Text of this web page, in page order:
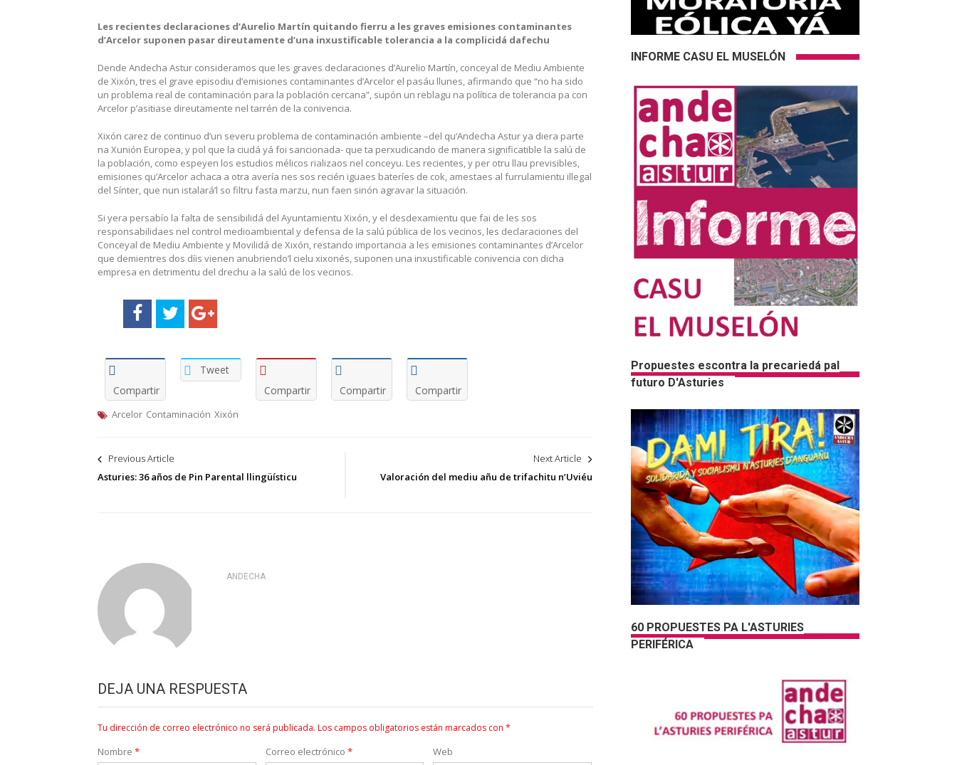
Les recientes declaraciones d’Aurelio Martín quitando fierru a les graves emisiones contaminantes
d’Arcelor suponen pasar direutamente d’una inxustificable tolerancia a la complicidá dafechu
Dende Andecha Astur consideramos que les graves declaraciones d’Aurelio Martín, conceyal de Mediu Ambiente
de Xixón, tres el grave episodiu d’emisiones contaminantes d’Arcelor el pasáu llunes, afirmando que “no ha sido
un problema real de contaminación para la población cercana”, supón un reblagu na política de tolerancia pa con
Arcelor p’asitiase direutamente nel tarrén de la conivencia.
Xixón carez de continuo d’un severu problema de contaminación ambiente –del qu’Andecha Astur ya diera parte
na Xunión Europea, y pol que la ciudá yá foi sancionada- que ta perxudicando de manera significatible la salú de
la población, como espeyen los estudios mélicos rializaos nel conceyu. Les recientes, y per otru llau previsibles,
emisiones qu’Arcelor achaca a otra avería nes sos recién iguaes bateríes de cok, amestaes al furrulamientu illegal
del Sínter, que nun istalará’l so filtru fasta marzu, nun faen sinón agravar la situación.
Si yera persabío la falta de sensibilidá del Ayuntamientu Xixón, y el desdexamientu que fai de les sos
responsabilidaes nel control medioambiental y defensa de la salú pública de los vecinos, les declaraciones del
Conceyal de Mediu Ambiente y Movilidá de Xixón, restando importancia a les emisiones contaminantes d’Arcelor
que demientres dos díis vienen anubriendo’l cielu xixonés, suponen una inxustificable conivencia con dicha
empresa en detrimentu del drechu a la salú de los vecinos.
Compartir
Tweet
Compartir
Compartir Compartir
Arcelor Contaminación Xixón
Navegación
de
Previous Article
Asturies: 36 años de Pin Parental llingüísticu
Next Article
Valoración del mediu añu de trifachitu n’Uviéu
ANDECHA
DEJA UNA RESPUESTA
Tu dirección de correo electrónico no será publicada. Los campos obligatorios están marcados con *
Nombre * Correo electrónico * Web
INFORME CASU EL MUSELÓN
Propuestes escontra la precariedá pal
futuro D'Asturies
60 PROPUESTES PA L'ASTURIES
PERIFÉRICA